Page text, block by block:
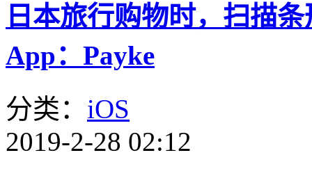
日本旅行购物时，扫描
App：Payke
分类： iOS
2019-2-28 02:12